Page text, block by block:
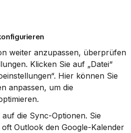
weiter anzupassen, überprüfen
Klicken Sie auf „Datei“
Hier können Sie
anpassen, um die
die Sync-Optionen. Sie
Outlook den Google-Kalender